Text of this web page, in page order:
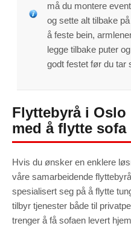
må du montere
og sette alt tilbake
å feste bein,
legge tilbake puter
godt festet før du tar
Flyttebyrå i Oslo
med å flytte sofa
Hvis du ønsker en enklere
våre samarbeidende
spesialisert seg på å flytte
tilbyr tjenester både til
trenger å få sofaen levert